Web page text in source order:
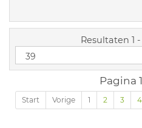
Resultaten 1
Pagina
Start Vorige 1 2 3 4